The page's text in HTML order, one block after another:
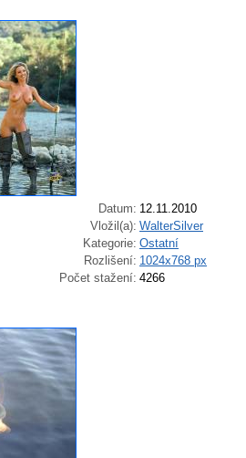
Datum: 12.11.2010
Vložil(a): WalterSilver
Kategorie: Ostatní
Rozlišení: 1024x768 px
Počet stažení: 4266